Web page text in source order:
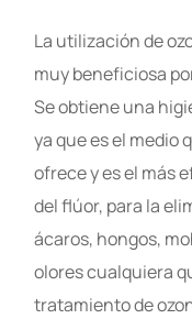
La utilización de
muy beneficiosa
Se obtiene una
ya que es el medio
ofrece y es el más
del flúor, para la
ácaros, hongos,
olores cualquiera
tratamiento de